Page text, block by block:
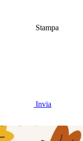
Stampa
Invia